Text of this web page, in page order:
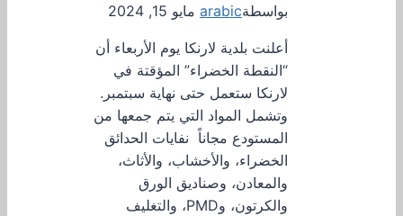
بواسطةarabic مايو 15, 2024
أعلنت بلدية لارنكا يوم الأربعاء أن
“النقطة الخضراء” المؤقتة في
لارنكا ستعمل حتى نهاية سبتمبر.
وتشمل المواد التي يتم جمعها من
المستودع مجاناً نفايات الحدائق
الخضراء، والأخشاب، والأثاث،
والمعادن، وصناديق الورق
والكرتون، وPMD، والتغليف